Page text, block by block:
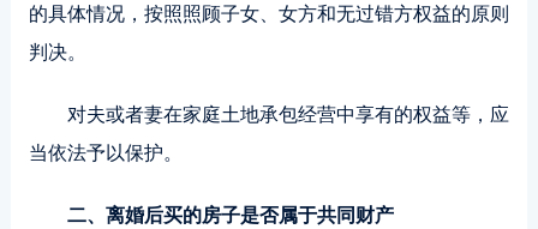
的具体情况，按照照顾子女、女方和无过错方权益的原则
判决。
对夫或者妻在家庭土地承包经营中享有的权益等，应
当依法予以保护。
二、离婚后买的房子是否属于共同财产